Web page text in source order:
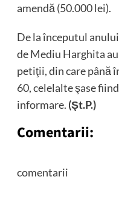
amendă (50.000 lei).
De la începutul
de Mediu Harghita
petiţii, din care până
60, celelalte şase
informare. (Şt.P.)
Comentarii:
comentarii